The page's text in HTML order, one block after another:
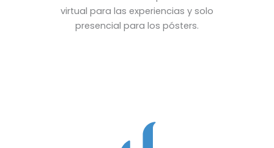
virtual para las experiencias y solo
presencial para los pósters.